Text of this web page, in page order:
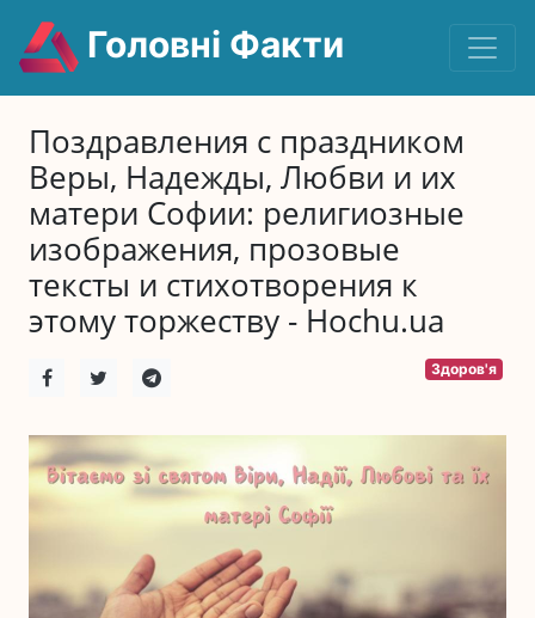
Головні Факти
Поздравления с праздником
Веры, Надежды, Любви и их
матери Софии: религиозные
изображения, прозовые
тексты и стихотворения к
этому торжеству - Hochu.ua
Здоров'я